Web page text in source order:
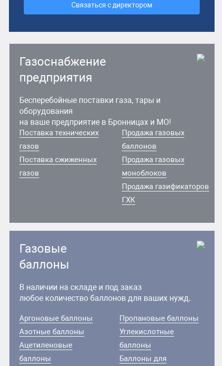
Связаться с директором
Газоснабжение
предприятия
Бесперебойные поставки газа, тары и
оборудования
на ваше предприятие в Бронницах и МО!
Поставка технических
газов
Поставка сжиженных
газов
Продажа газовых
баллонов
Продажа газовых
моноблоков
Продажа газификаторов
ГХК
Газовые
баллоны
В наличии на складе и под заказ
любое количество баллонов для ваших нужд.
Аргоновые баллоны
Азотные баллоны
Ацетиленовые
баллоны
Пропановые баллоны
Углекислотные
баллоны
Баллоны для